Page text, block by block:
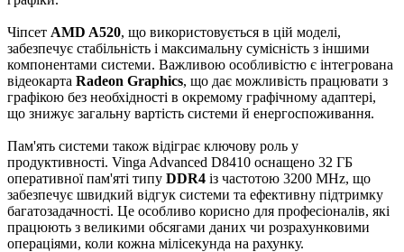
Чіпсет AMD A520, що використовується в цій моделі,
забезпечує стабільність і максимальну сумісність з іншими
компонентами системи. Важливою особливістю є інтегрована
відеокарта Radeon Graphics, що дає можливість працювати з
графікою без необхідності в окремому графічному адаптері,
що знижує загальну вартість системи й енергоспоживання.
Пам'ять системи також відіграє ключову роль у
продуктивності. Vinga Advanced D8410 оснащено 32 ГБ
оперативної пам'яті типу DDR4 із частотою 3200 MHz, що
забезпечує швидкий відгук системи та ефективну підтримку
багатозадачності. Це особливо корисно для професіоналів, які
працюють з великими обсягами даних чи розрахунковими
операціями, коли кожна мілісекунда на рахунку.